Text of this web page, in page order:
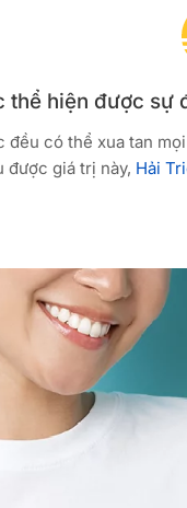
thể hiện được sự
có thể xua tan
được giá trị này, Hải